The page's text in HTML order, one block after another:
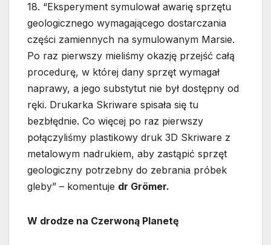
18. “Eksperyment symulował awarię sprzętu
geologicznego wymagającego dostarczania
części zamiennych na symulowanym Marsie.
Po raz pierwszy mieliśmy okazję przejść całą
procedurę, w której dany sprzęt wymagał
naprawy, a jego substytut nie był dostępny od
ręki. Drukarka Skriware spisała się tu
bezbłędnie. Co więcej po raz pierwszy
połączyliśmy plastikowy druk 3D Skriware z
metalowym nadrukiem, aby zastąpić sprzęt
geologiczny potrzebny do zebrania próbek
gleby” – komentuje dr Grömer.
W drodze na Czerwoną Planetę